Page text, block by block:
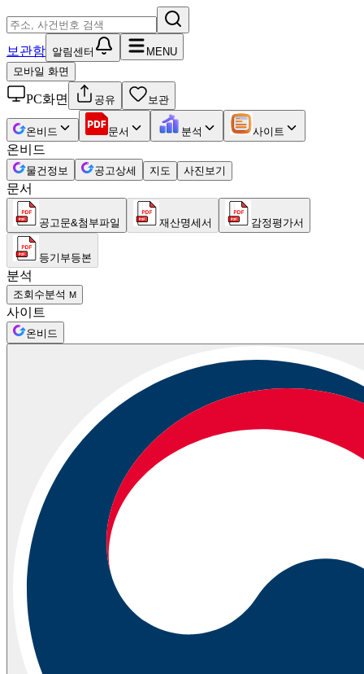
보관함 알림센터
MENU
모바일 화면
PC화면 공유 보관
온비드 문서 분석 사이트
온비드
물건정보 공고상세 지도 사진보기
문서
공고문&첨부파일 재산명세서 감정평가서
등기부등본
분석
조회수분석 M
사이트
온비드